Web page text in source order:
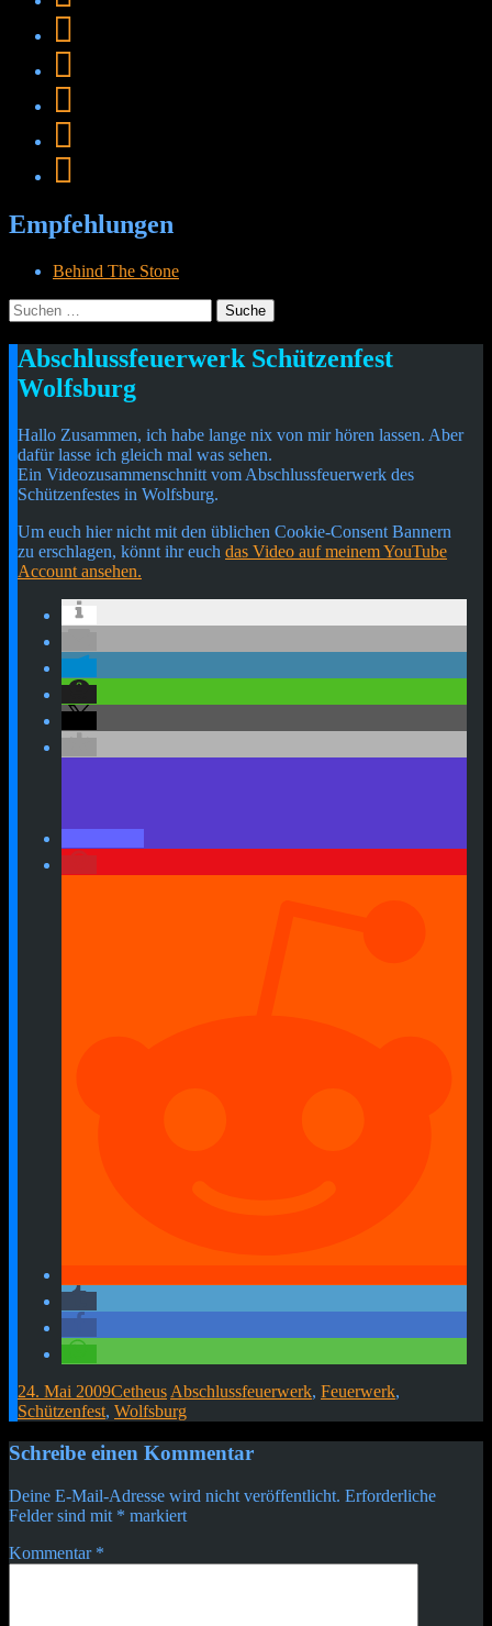
Empfehlungen
Behind The Stone
Suche
nach:
Cetheus Blog
Abschlussfeuerwerk Schützenfest
Wolfsburg
Hallo Zusammen, ich habe lange nix von mir hören lassen. Aber
dafür lasse ich gleich mal was sehen.
Ein Videozusammenschnitt vom Abschlussfeuerwerk des
Schützenfestes in Wolfsburg.
Um euch hier nicht mit den üblichen Cookie-Consent Bannern
zu erschlagen, könnt ihr euch das Video auf meinem YouTube
Account ansehen.
24. Mai 2009Cetheus Abschlussfeuerwerk, Feuerwerk,
Schützenfest, Wolfsburg
Beitragsnavigation
Schreibe einen Kommentar
Deine E-Mail-Adresse wird nicht veröffentlicht. Erforderliche
Felder sind mit * markiert
Kommentar *